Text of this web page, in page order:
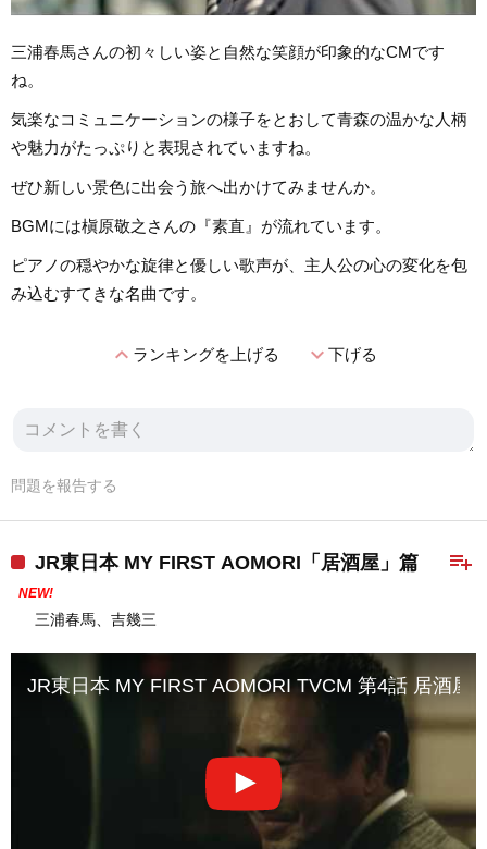
三浦春馬さんの初々しい姿と自然な笑顔が印象的なCMです
ね。
気楽なコミュニケーションの様子をとおして青森の温かな人柄
や魅力がたっぷりと表現されていますね。
ぜひ新しい景色に出会う旅へ出かけてみませんか。
BGMには槇原敬之さんの『素直』が流れています。
ピアノの穏やかな旋律と優しい歌声が、主人公の心の変化を包
み込むすてきな名曲です。
expand_lessランキングを上げる expand_more下げる
問題を報告する
playlist_add
JR東日本 MY FIRST AOMORI「居酒屋」篇
NEW!
三浦春馬、吉幾三
JR東日本 MY FIRST AOMORI TVCM 第4話 居酒屋